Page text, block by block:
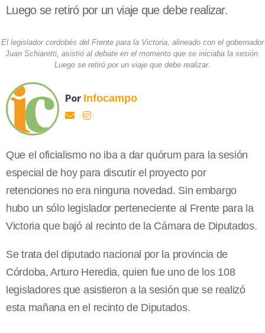
Luego se retiró por un viaje que debe realizar.
El legislador cordobés del Frente para la Victoria, alineado con el gobernador
Juan Schiaretti, asistió al debate en el momento que se iniciaba la sesión.
Luego se retiró por un viaje que debe realizar.
Por Infocampo
Que el oficialismo no iba a dar quórum para la sesión
especial de hoy para discutir el proyecto por
retenciones no era ninguna novedad. Sin embargo
hubo un sólo legislador perteneciente al Frente para la
Victoria que bajó al recinto de la Cámara de Diputados.
Se trata del diputado nacional por la provincia de
Córdoba, Arturo Heredia, quien fue uno de los 108
legisladores que asistieron a la sesión que se realizó
esta mañana en el recinto de Diputados.